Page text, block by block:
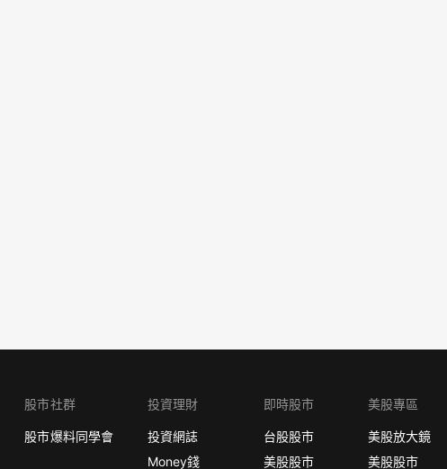
股市社群
股市爆料同學會
投資理財
投資網誌
Money錢
即時股市
台股股市
美股股市
美股專區
美股放大鏡
美股股市